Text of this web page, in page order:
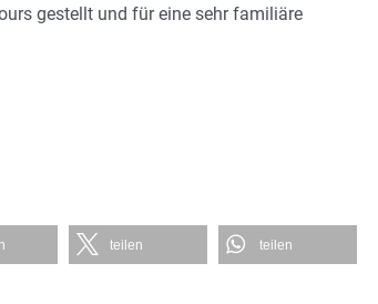
gestellt und für eine sehr familiäre
teilen teilen